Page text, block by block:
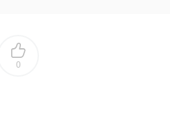
0